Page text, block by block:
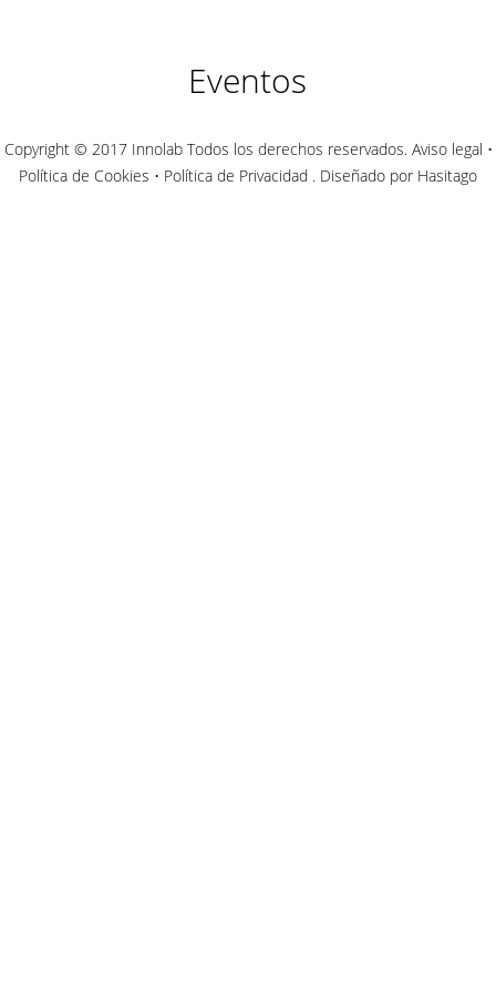
Eventos
Copyright © 2017 Innolab Todos los derechos reservados. Aviso legal •
Política de Cookies • Política de Privacidad . Diseñado por Hasitago